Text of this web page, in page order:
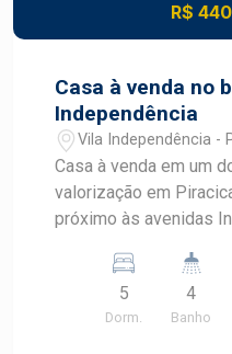
R$
Casa à venda no
Independência
Vila Independência -
Casa à venda em um
valorização em
próximo às avenidas
corredores
metros do Bar do
Americanas, entre
5
Dorm.
4
Banho